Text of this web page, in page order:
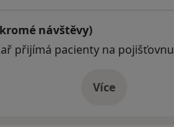
návštěvy)
přijímá pacienty na pojišťovnu
Víceo adrese